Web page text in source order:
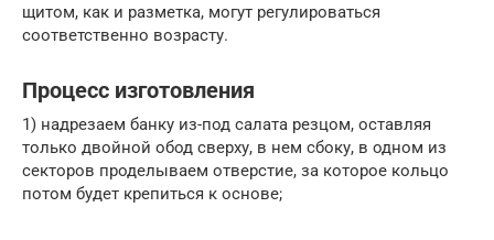
щитом, как и разметка, могут регулироваться
соответственно возрасту.
Процесс изготовления
1) надрезаем банку из-под салата резцом, оставляя
только двойной обод сверху, в нем сбоку, в одном из
секторов проделываем отверстие, за которое кольцо
потом будет крепиться к основе;